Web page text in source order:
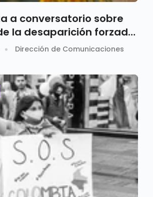
a conversatorio sobre
la desaparición forzada
Dirección de Comunicaciones